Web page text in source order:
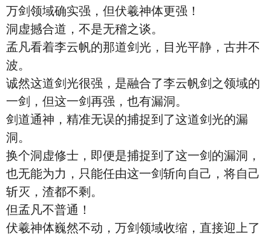
万剑领域确实强，但伏羲神体更强！
洞虚撼合道，不是无稽之谈。
孟凡看着李云帆的那道剑光，目光平静，古井不
波。
诚然这道剑光很强，是融合了李云帆剑之领域的
一剑，但这一剑再强，也有漏洞。
剑道通神，精准无误的捕捉到了这道剑光的漏
洞。
换个洞虚修士，即便是捕捉到了这一剑的漏洞，
也无能为力，只能任由这一剑斩向自己，将自己
斩灭，渣都不剩。
但孟凡不普通！
伏羲神体巍然不动，万剑领域收缩，直接迎上了